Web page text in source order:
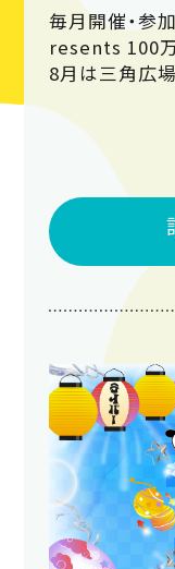
毎月開催・参
resents 100万
8月は三角広
ラシックの名
動と共に、癒